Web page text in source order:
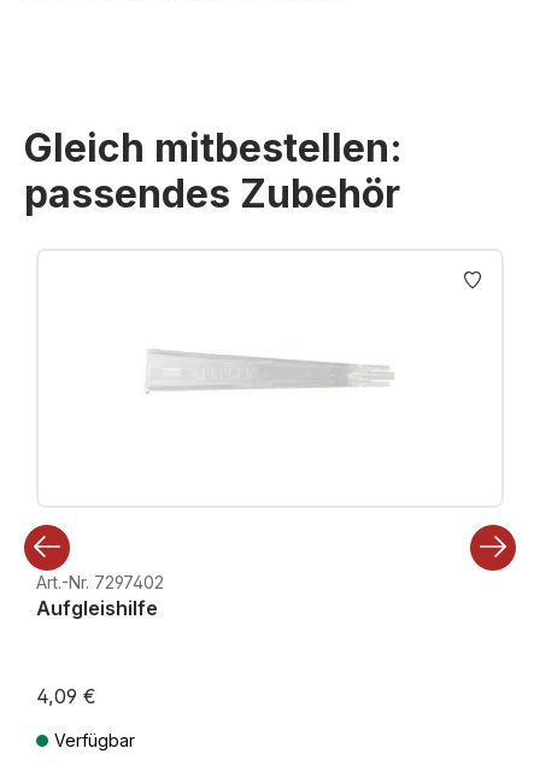
Gleich mitbestellen:
passendes Zubehör
Produktgalerie überspringen
Art.-Nr. 7297402
Aufgleishilfe
4,09 €
Verfügbar